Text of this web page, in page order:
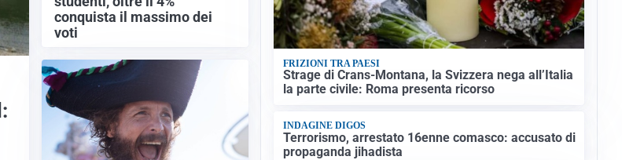
conquista il massimo dei
voti
FRIZIONI TRA PAESI
Strage di Crans-Montana, la Svizzera nega all’Italia
la parte civile: Roma presenta ricorso
INDAGINE DIGOS
Terrorismo, arrestato 16enne comasco: accusato di
propaganda jihadista